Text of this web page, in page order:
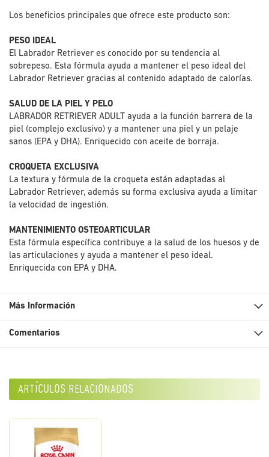
Los beneficios principales que ofrece este producto son:
PESO IDEAL
El Labrador Retriever es conocido por su tendencia al
sobrepeso. Esta fórmula ayuda a mantener el peso ideal del
Labrador Retriever gracias al contenido adaptado de calorías.
SALUD DE LA PIEL Y PELO
LABRADOR RETRIEVER ADULT ayuda a la función barrera de la
piel (complejo exclusivo) y a mantener una piel y un pelaje
sanos (EPA y DHA). Enriquecido con aceite de borraja.
CROQUETA EXCLUSIVA
La textura y fórmula de la croqueta están adaptadas al
Labrador Retriever, además su forma exclusiva ayuda a limitar
la velocidad de ingestión.
MANTENIMIENTO OSTEOARTICULAR
Esta fórmula específica contribuye a la salud de los huesos y de
las articulaciones y ayuda a mantener el peso ideal.
Enriquecida con EPA y DHA.
Más Información
Comentarios
artículos relacionados